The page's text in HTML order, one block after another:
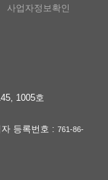
사업자정보확인
1005호
등록번호 : 761-86-